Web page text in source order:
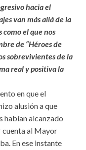
hacia el
van más allá de la
el que nos
de “Héroes de
sobrevivientes de la
real y positiva la
en que el
alusión a que
habían alcanzado
cuenta al Mayor
En ese instante